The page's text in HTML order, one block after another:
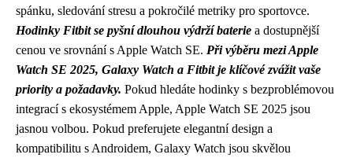
spánku, sledování stresu a pokročilé metriky pro sportovce.
Hodinky Fitbit se pyšní dlouhou výdrží baterie a dostupnější
cenou ve srovnání s Apple Watch SE. Při výběru mezi Apple
Watch SE 2025, Galaxy Watch a Fitbit je klíčové zvážit vaše
priority a požadavky. Pokud hledáte hodinky s bezproblémovou
integrací s ekosystémem Apple, Apple Watch SE 2025 jsou
jasnou volbou. Pokud preferujete elegantní design a
kompatibilitu s Androidem, Galaxy Watch jsou skvělou